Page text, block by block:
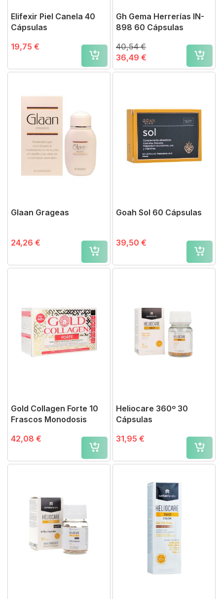
Elifexir Piel Canela 40
Cápsulas
19,75 €
Gh Gema Herrerías IN-
898 60 Cápsulas
36,49 €
40,54 €
Glaan Grageas
24,26 €
Goah Sol 60 Cápsulas
39,50 €
Gold Collagen Forte 10
Frascos Monodosis
42,08 €
Heliocare 360º 30
Cápsulas
31,95 €